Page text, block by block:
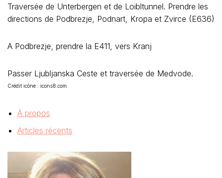
Traversée de Unterbergen et de Loibltunnel. Prendre les
directions de Podbrezje, Podnart, Kropa et Zvirce (E636)
A Podbrezje, prendre la E411, vers Kranj
Passer Ljubljanska Ceste et traversée de Medvode.
Crédit icône : icons8.com
À propos
Articles récents